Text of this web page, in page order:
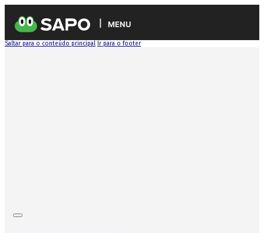
MENU
Saltar para o conteúdo principal Ir para o footer